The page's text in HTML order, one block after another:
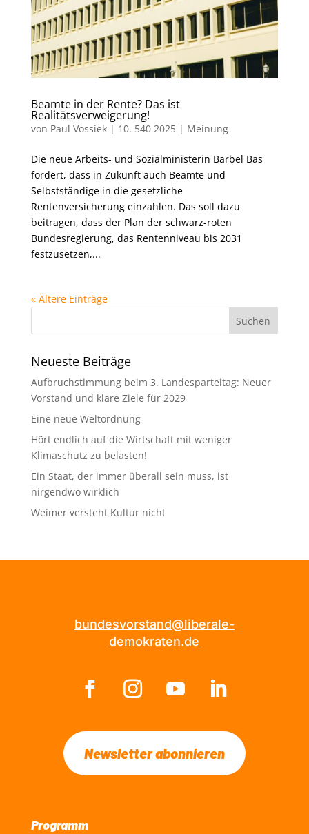
Beamte in der Rente? Das ist
Realitätsverweigerung!
von Paul Vossiek| 10. 540 2025| Meinung
Die neue Arbeits- und Sozialministerin Bärbel Bas
fordert, dass in Zukunft auch Beamte und
Selbstständige in die gesetzliche
Rentenversicherung einzahlen. Das soll dazu
beitragen, dass der Plan der schwarz-roten
Bundesregierung, das Rentenniveau bis 2031
festzusetzen,...
« Ältere Einträge
Neueste Beiträge
Aufbruchstimmung beim 3. Landesparteitag: Neuer
Vorstand und klare Ziele für 2029
Eine neue Weltordnung
Hört endlich auf die Wirtschaft mit weniger
Klimaschutz zu belasten!
Ein Staat, der immer überall sein muss, ist
nirgendwo wirklich
Weimer versteht Kultur nicht
bundesvorstand@liberale-
demokraten.de
Newsletter abonnieren
Programm